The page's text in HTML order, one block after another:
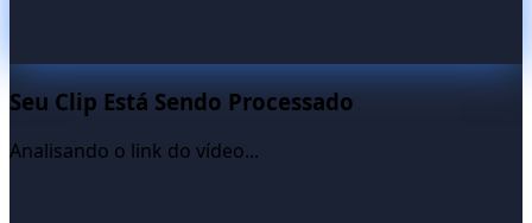
Seu Clip Está Sendo Processado
Analisando o link do vídeo...